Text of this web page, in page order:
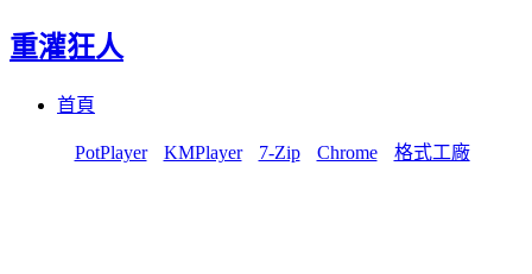
重灌狂人
首頁
PotPlayer KMPlayer 7-Zip Chrome 格式工廠